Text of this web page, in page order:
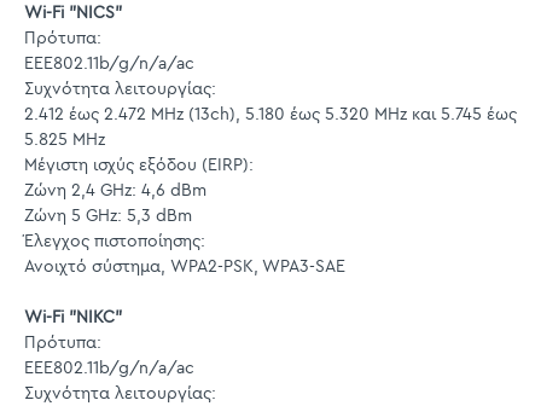
Wi-Fi "NICS"
Πρότυπα:
EEE802.11b/g/n/a/ac
Συχνότητα λειτουργίας:
2.412 έως 2.472 MHz (13ch), 5.180 έως 5.320 MHz και 5.745 έως
5.825 MHz
Μέγιστη ισχύς εξόδου (EIRP):
Ζώνη 2,4 GHz: 4,6 dBm
Ζώνη 5 GHz: 5,3 dBm
Έλεγχος πιστοποίησης:
Ανοιχτό σύστημα, WPA2-PSK, WPA3-SAE
Wi-Fi "NIKC"
Πρότυπα:
EEE802.11b/g/n/a/ac
Συχνότητα λειτουργίας: